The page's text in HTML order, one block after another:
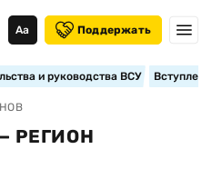
Аа Поддержать
и руководства ВСУ
РЕГИОН